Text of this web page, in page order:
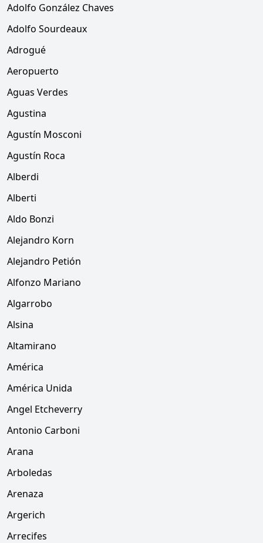
Adolfo González Chaves
Adolfo Sourdeaux
Adrogué
Aeropuerto
Aguas Verdes
Agustina
Agustín Mosconi
Agustín Roca
Alberdi
Alberti
Aldo Bonzi
Alejandro Korn
Alejandro Petión
Alfonzo Mariano
Algarrobo
Alsina
Altamirano
América
América Unida
Angel Etcheverry
Antonio Carboni
Arana
Arboledas
Arenaza
Argerich
Arrecifes